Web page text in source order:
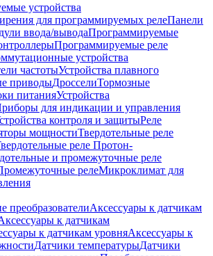
устройства
для программируемых релеПанели
ввода/выводаПрограммируемые
Программируемые реле
устройства
частотыУстройства плавного
приводыДросселиТормозные
питанияУстройства
для индикации и управления
контроля и защитыРеле
мощностиТвердотельные реле
реле Протон-
и промежуточные реле
релеМикроклимат для
Аксессуары к датчикам
к датчикам
к датчикам уровняАксессуары к
Датчики температурыДатчики